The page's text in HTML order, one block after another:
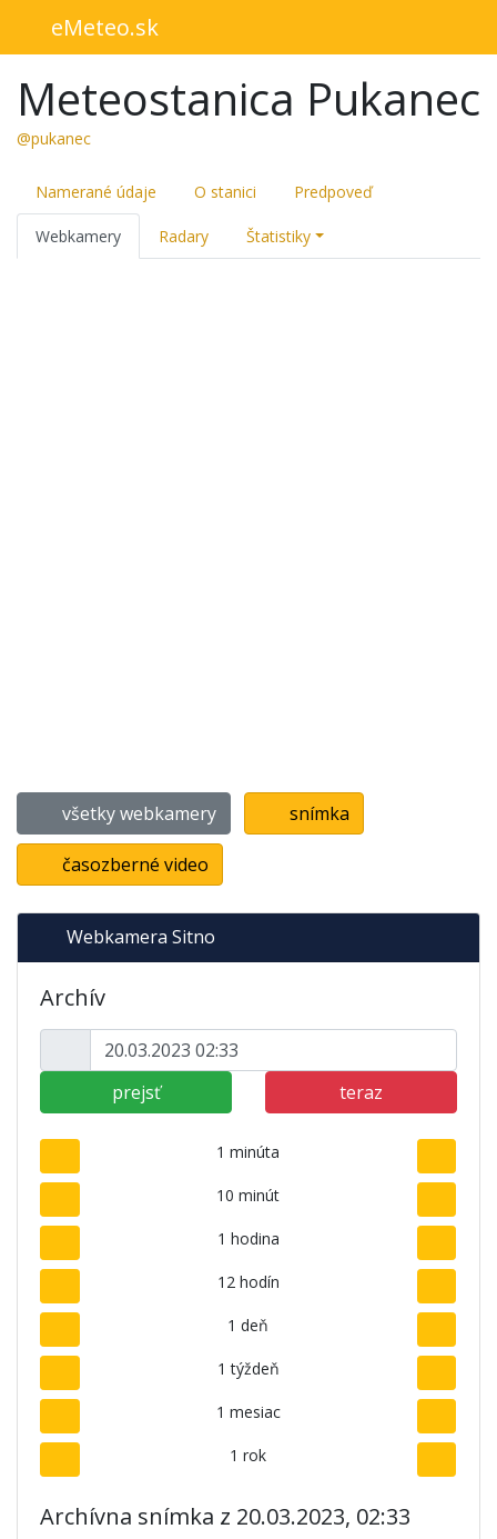
eMeteo.sk
Meteostanica Pukanec
@pukanec
Namerané údaje O stanici Predpoveď
Webkamery Radary Štatistiky
všetky webkamery snímka
časozberné video
Webkamera Sitno
Archív
prejsť teraz
1 minúta
10 minút
1 hodina
12 hodín
1 deň
1 týždeň
1 mesiac
1 rok
Archívna snímka z 20.03.2023, 02:33